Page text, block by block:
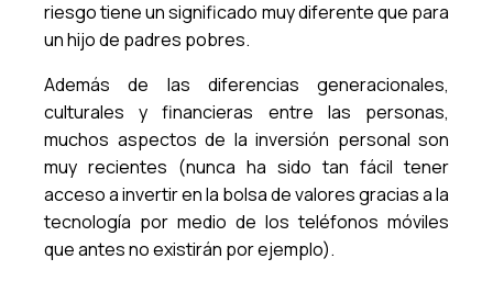
riesgo tiene un significado muy diferente que para
un hijo de padres pobres.
Además de las diferencias generacionales,
culturales y financieras entre las personas,
muchos aspectos de la inversión personal son
muy recientes (nunca ha sido tan fácil tener
acceso a invertir en la bolsa de valores gracias a la
tecnología por medio de los teléfonos móviles
que antes no existirán por ejemplo).